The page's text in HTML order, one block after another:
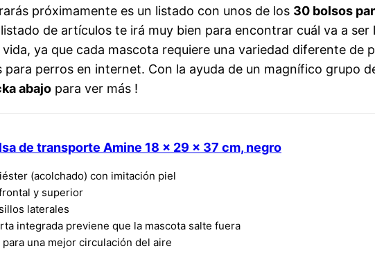
próximamente es un listado con unos de los 30 bolsos
de artículos te irá muy bien para encontrar cuál va a
ya que cada mascota requiere una variedad diferente de
para perros en internet. Con la ayuda de un magnífico grupo
abajo para ver más !
de transporte Amine 18 x 29 x 37 cm, negro
(acolchado) con imitación piel
y superior
laterales
integrada previene que la mascota salte fuera
para una mejor circulación del aire